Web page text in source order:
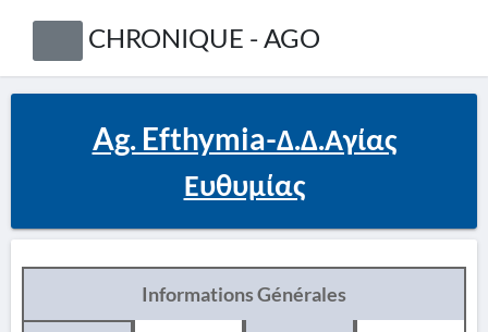
CHRONIQUE - AGO
Ag. Efthymia-Δ.Δ.Αγίας
Ευθυμίας
Informations Générales